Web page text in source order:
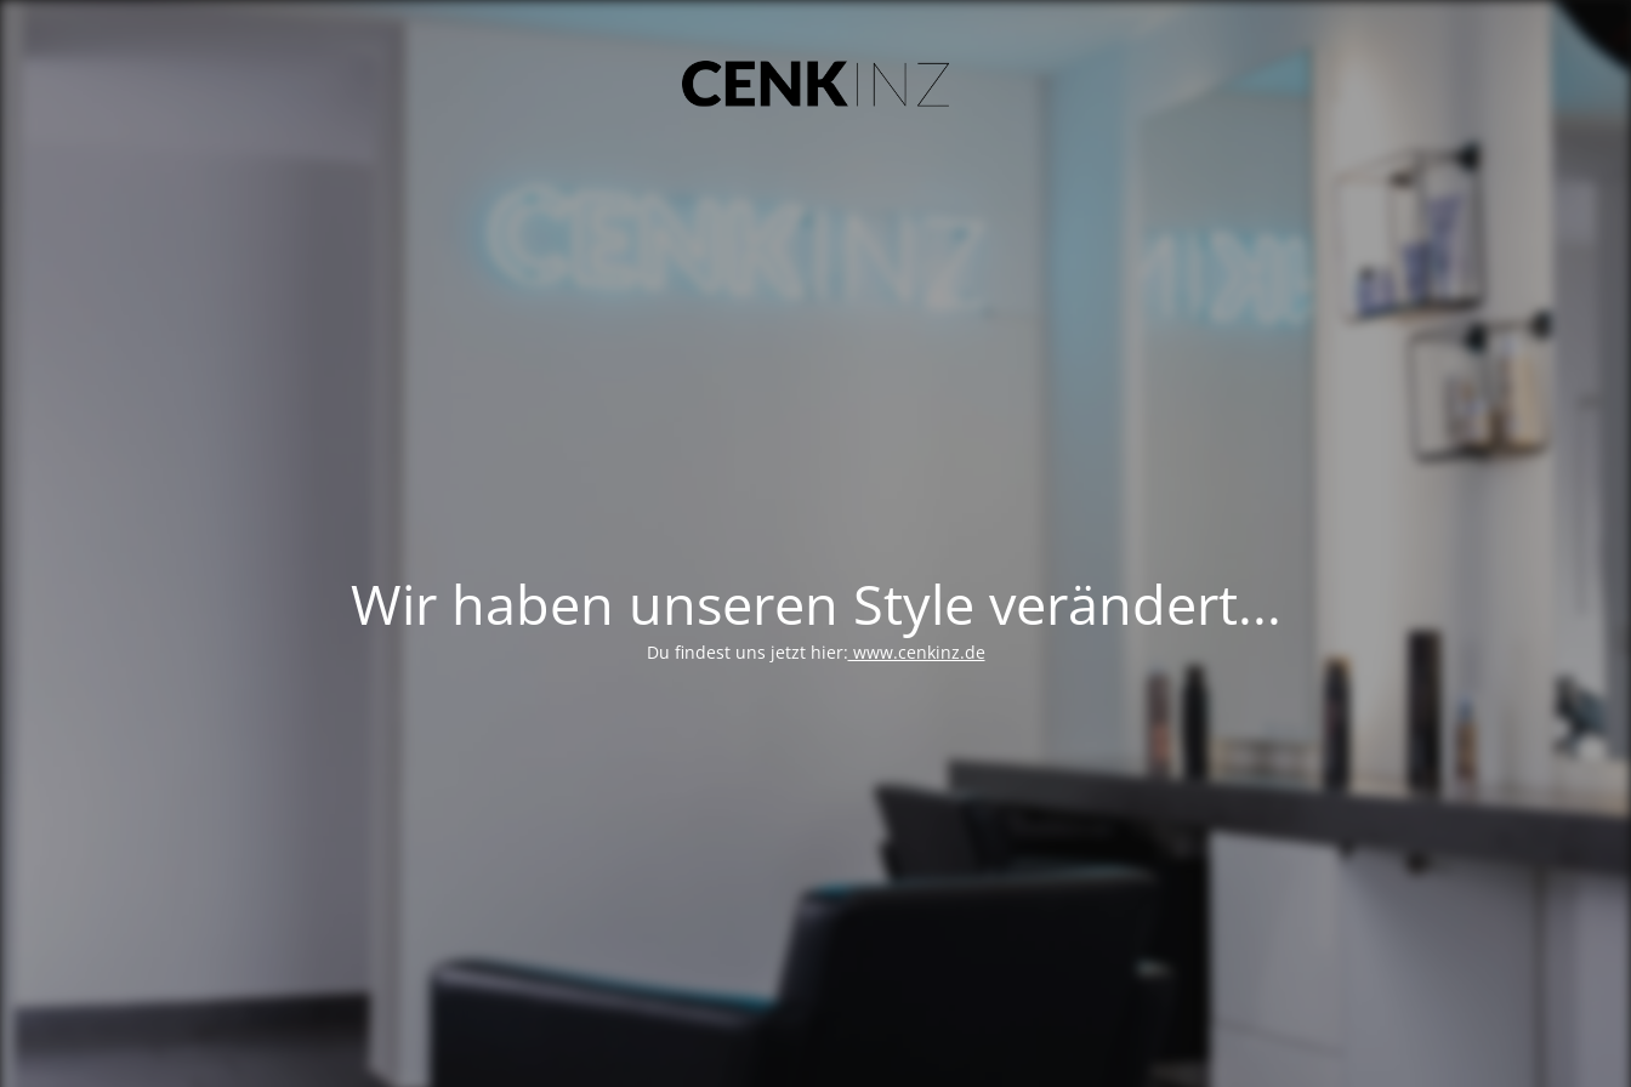
Wir haben unseren Style verändert...
Du findest uns jetzt hier: www.cenkinz.de